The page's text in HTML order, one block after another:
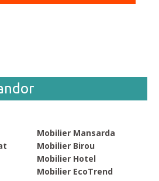
Mobilier Mansarda
Mobilier Birou
Mobilier Hotel
Mobilier EcoTrend